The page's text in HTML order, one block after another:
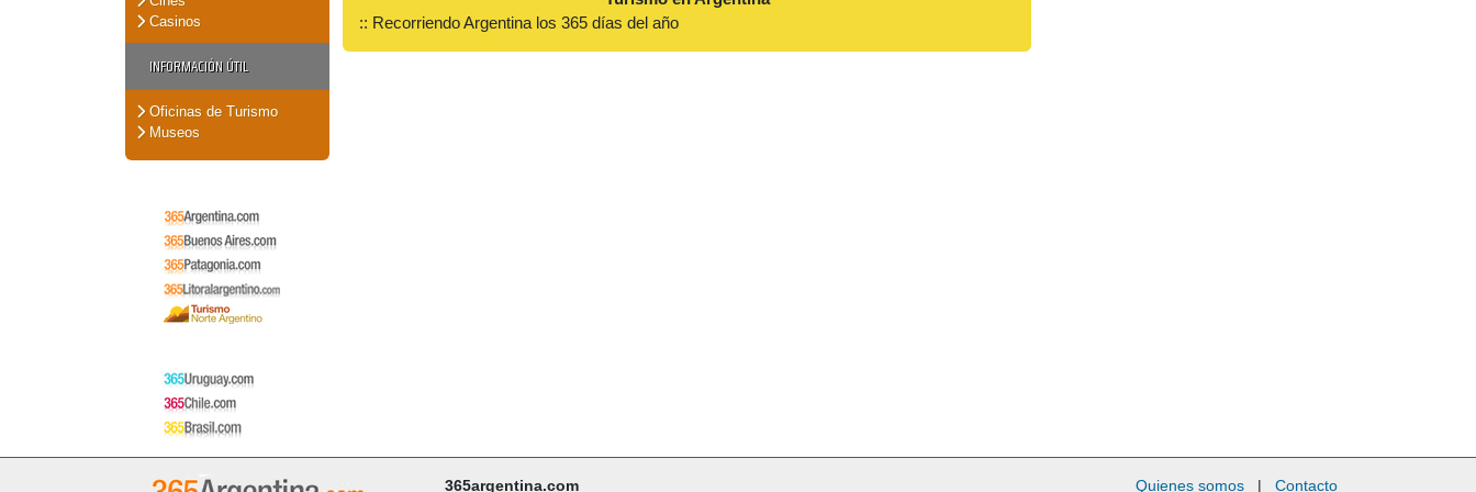
Casinos
INFORMACIÓN ÚTIL
Oficinas de Turismo
Museos
:: Recorriendo Argentina los 365 días del año
365argentina.com Quienes somos | Contacto